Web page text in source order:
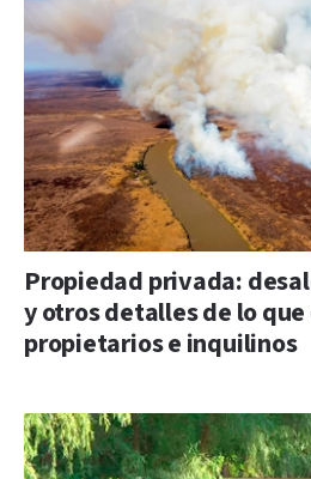
Propiedad privada:
y otros detalles de lo
propietarios e inquilinos